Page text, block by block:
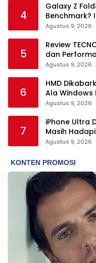
4
Galaxy Z
Benchmark?
Agustus 9, 2026
5
Review
dan
Agustus 9, 2026
6
HMD
Ala Windows
Agustus 9, 2026
7
iPhone Ultra
Masih
Agustus 9, 2026